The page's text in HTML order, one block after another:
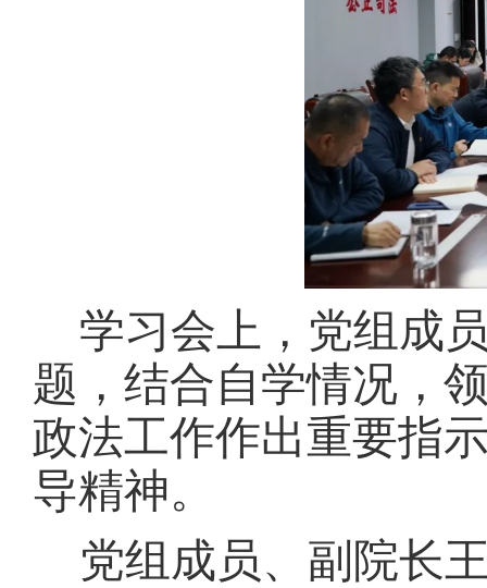
学习会上，党组成
题，结合自学情况，
政法工作作出重要指
导精神。
党组成员、副院长